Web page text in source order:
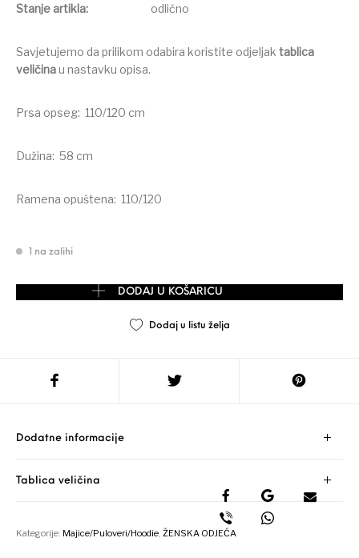
Stanje artikla: odlično
Savjetujemo da prilikom odabira koristite odjeljaktablica
veličinau nastavku opisa.
Prsa opseg: 110/120 cm
Dužina: 58 cm
Ramena opuštena: 110/120
1 na zalihi
GERRY WEBER majica pletivo - fini pulover vel. 42/XL količina
DODAJ U KOŠARICU
Dodaj u listu želja
Dodatne informacije
Tablica veličina
Kategorije: Majice/Puloveri/Hoodie,ŽENSKA ODJEĆA